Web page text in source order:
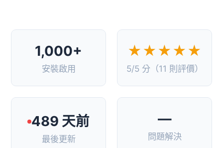
1,000+
安裝啟用
★★★★★
5/5 分（11 則評價）
489 天前
最後更新
—
問題解決